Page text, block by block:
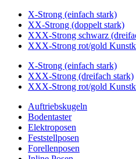
X-Strong (einfach stark)
XX-Strong (doppelt stark)
XXX-Strong schwarz
XXX-Strong rot/gold
X-Strong (einfach stark)
XXX-Strong (dreifach stark)
XXX-Strong rot/gold
Auftriebskugeln
Bodentaster
Elektroposen
Feststellposen
Forellenposen